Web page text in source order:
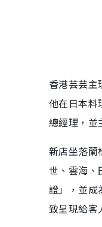
香港芸芸
他在日本料
總經理，並
新店坐落蘭
世、雲海、
證」，並成
致呈現給客